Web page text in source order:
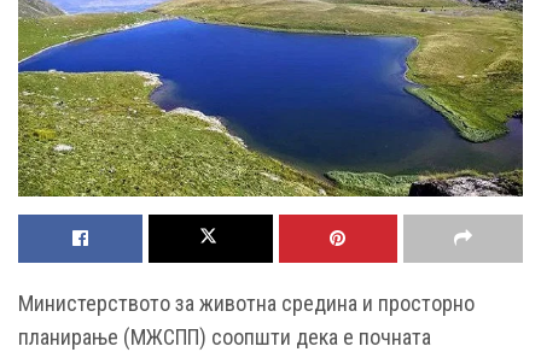
Министерството за животна средина и просторно
планирање (МЖСПП) соопшти дека е почната